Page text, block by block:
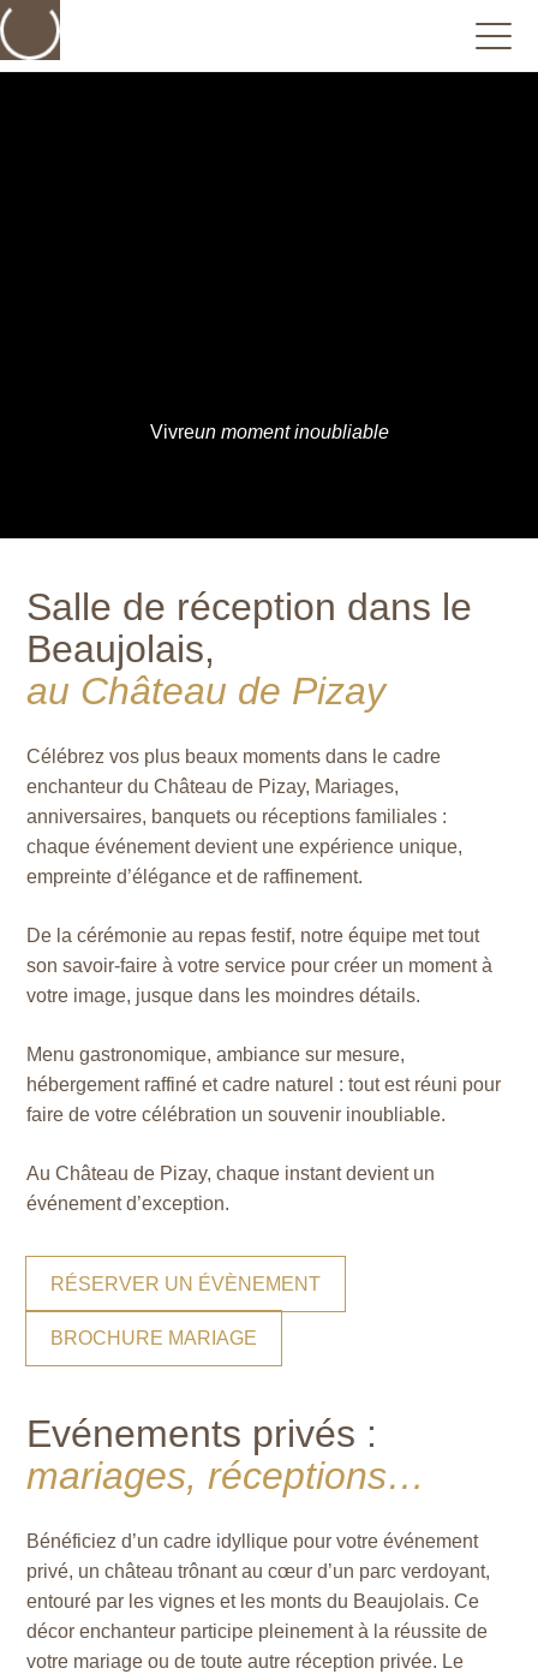
Vivreun moment inoubliable
Salle de réception dans le
Beaujolais,
au Château de Pizay
Célébrez vos plus beaux moments dans le cadre
enchanteur du Château de Pizay, Mariages,
anniversaires, banquets ou réceptions familiales :
chaque événement devient une expérience unique,
empreinte d’élégance et de raffinement.
De la cérémonie au repas festif, notre équipe met tout
son savoir-faire à votre service pour créer un moment à
votre image, jusque dans les moindres détails.
Menu gastronomique, ambiance sur mesure,
hébergement raffiné et cadre naturel : tout est réuni pour
faire de votre célébration un souvenir inoubliable.
Au Château de Pizay, chaque instant devient un
événement d’exception.
RÉSERVER UN ÉVÈNEMENT
BROCHURE MARIAGE
Evénements privés :
mariages, réceptions…
Bénéficiez d’un cadre idyllique pour votre événement
privé, un château trônant au cœur d’un parc verdoyant,
entouré par les vignes et les monts du Beaujolais. Ce
décor enchanteur participe pleinement à la réussite de
votre mariage ou de toute autre réception privée. Le